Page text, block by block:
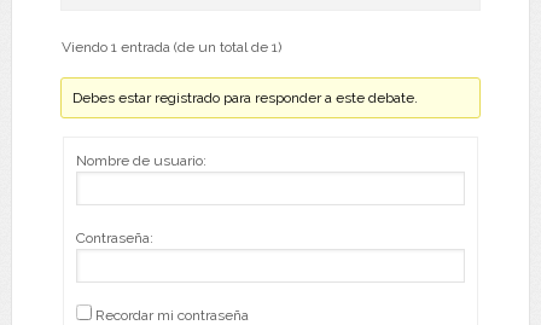
Viendo 1 entrada (de un total de 1)
Debes estar registrado para responder a este debate.
Nombre de usuario:
Contraseña:
Recordar mi contraseña